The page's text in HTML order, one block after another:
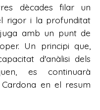
dècades filar un
rigor i la profunditat
amb un punt de
Un principi que,
d'anàlisi dels
es continuarà
en el resum